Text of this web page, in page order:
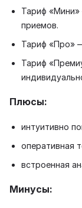
Тариф «Мини»
приемов.
Тариф «Про»
Тариф
Плюсы:
интуитивно
оперативная
встроенная
Минусы: